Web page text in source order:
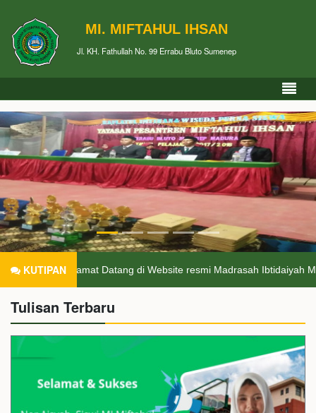
MI. MIFTAHUL IHSAN
Jl. KH. Fathullah No. 99 Errabu Bluto Sumenep
KUTIPAN
Selamat Datang di Website resmi Madrasah Ibtidaiyah Miftahul
Tulisan Terbaru